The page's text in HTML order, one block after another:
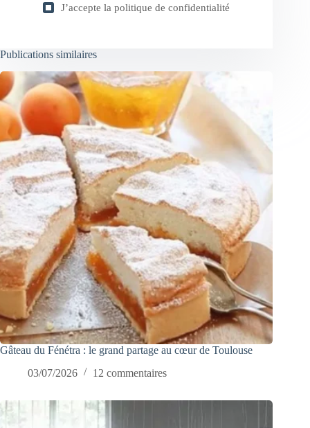
J’accepte la politique de confidentialité
Publications similaires
Gâteau du Fénétra : le grand partage au cœur de Toulouse
03/07/2026
12 commentaires